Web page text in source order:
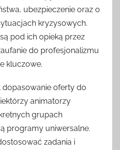
ubezpieczenie oraz o
kryzysowych.
pod ich opieką przez
do profesjonalizmu
kluczowe.
dopasowanie oferty do
animatorzy
grupach
programy uniwersalne.
zadania i